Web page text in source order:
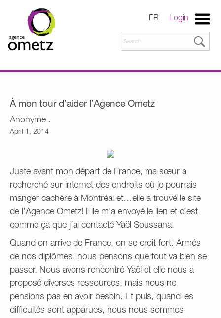
Login
FR
À mon tour d’aider l’Agence Ometz
Anonyme .
April 1, 2014
Juste avant mon départ de France, ma sœur a
recherché sur internet des endroits où je pourrais
manger cachère à Montréal et…elle a trouvé le site
de l’Agence Ometz! Elle m’a envoyé le lien et c’est
comme ça que j’ai contacté Yaël Soussana.
Quand on arrive de France, on se croit fort. Armés
de nos diplômes, nous pensons que tout va bien se
passer. Nous avons rencontré Yaël et elle nous a
proposé diverses ressources, mais nous ne
pensions pas en avoir besoin. Et puis, quand les
difficultés sont apparues, nous nous sommes